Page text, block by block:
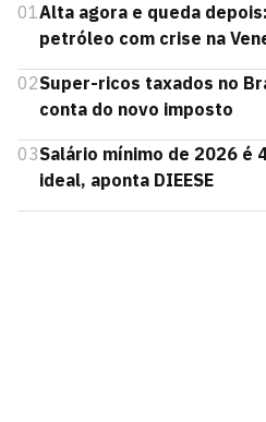
01Alta agora e queda
petróleo com crise na
02Super-ricos taxados no
conta do novo imposto
03Salário mínimo de 2026 é
ideal, aponta DIEESE